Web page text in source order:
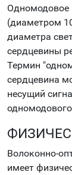
Одномодовое
(диаметром
диаметра
сердцевины
Термин
сердцевина
несущий
Волоконно-
имеет